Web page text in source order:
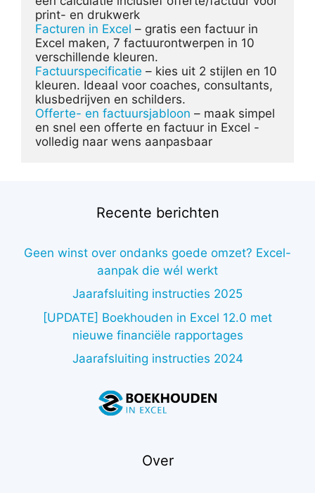
Facturen in Excel – gratis een factuur in
Excel maken, 7 factuurontwerpen in 10
Factuurspecificatie – kies uit 2 stijlen en 10
kleuren. Ideaal voor coaches, consultants,
Offerte- en factuursjabloon – maak simpel
en snel een offerte en factuur in Excel -
Recente berichten
Geen winst over ondanks goede omzet? Excel-
aanpak die wél werkt
Jaarafsluiting instructies 2025
[UPDATE] Boekhouden in Excel 12.0 met
nieuwe financiële rapportages
Jaarafsluiting instructies 2024
Over